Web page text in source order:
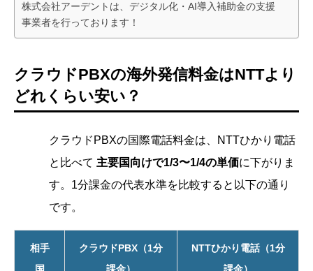
株式会社アーデントは、デジタル化・AI導入補助金の支援
事業者を行っております！
クラウドPBXの海外発信料金はNTTより
どれくらい安い？
クラウドPBXの国際電話料金は、NTTひかり電話
と比べて 主要国向けで1/3〜1/4の単価に下がりま
す。1分課金の代表水準を比較すると以下の通り
です。
相手
クラウドPBX（1分
NTTひかり電話（1分